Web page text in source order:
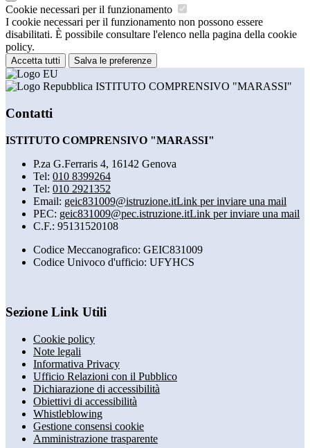
Cookie necessari per il funzionamento
I cookie necessari per il funzionamento non possono essere
disabilitati. È possibile consultare l'elenco nella pagina della cookie
policy.
Accetta tutti Salva le preferenze
ISTITUTO COMPRENSIVO "MARASSI"
Contatti
ISTITUTO COMPRENSIVO "MARASSI"
P.za G.Ferraris 4, 16142 Genova
Tel: 010 8399264
Tel: 010 2921352
Email: geic831009@istruzione.itLink per inviare una mail
PEC: geic831009@pec.istruzione.itLink per inviare una mail
C.F.: 95131520108
Codice Meccanografico: GEIC831009
Codice Univoco d'ufficio: UFYHCS
Sezione Link Utili
Cookie policy
Note legali
Informativa Privacy
Ufficio Relazioni con il Pubblico
Dichiarazione di accessibilità
Obiettivi di accessibilità
Whistleblowing
Gestione consensi cookie
Amministrazione trasparente